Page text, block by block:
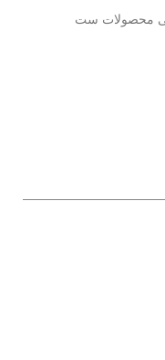
محصولات ست